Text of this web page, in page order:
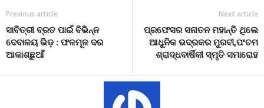
Previous article
ସାବିତ୍ରୀ ବ୍ରତ ପାଇଁ ବିଭିନ୍ନ
ଦେବାଳୟ ଭିଡ଼ : ଫଳମୂଳ ଦର
ଆକାଶଛୁଆଁ
Next article
ପ୍ରଫେସର ସନାତନ ମହାନ୍ତି ଥିଲେ
ଆଧୁନିକ ଭଦ୍ରକର ମୁରବୀ,ପଂଚମ
ଶ୍ରାଦ୍ଧବାର୍ଷିକୀ ସ୍ମୃତି ସମାରୋହ